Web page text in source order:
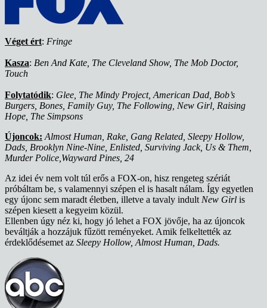
Véget ért: Fringe
Kasza: Ben And Kate, The Cleveland Show, The Mob Doctor,
Touch
Folytatódik: Glee, The Mindy Project, American Dad, Bob’s
Burgers, Bones, Family Guy, The Following, New Girl, Raising
Hope, The Simpsons
Újoncok: Almost Human, Rake, Gang Related, Sleepy Hollow,
Dads, Brooklyn Nine-Nine, Enlisted, Surviving Jack, Us & Them,
Murder Police,Wayward Pines, 24
Az idei év nem volt túl erős a FOX-on, hisz rengeteg szériát
próbáltam be, s valamennyi szépen el is hasalt nálam. Így egyetlen
egy újonc sem maradt életben, illetve a tavaly indult New Girl is
szépen kiesett a kegyeim közül.
Ellenben úgy néz ki, hogy jó lehet a FOX jövője, ha az újoncok
beváltják a hozzájuk fűzött reményeket. Amik felkeltették az
érdeklődésemet az Sleepy Hollow, Almost Human, Dads.